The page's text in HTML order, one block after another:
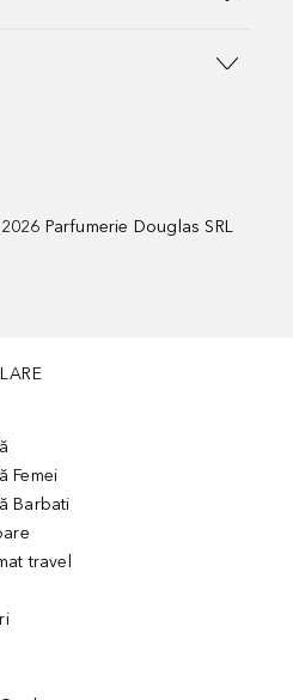
2026 Parfumerie Douglas SRL
Femei
Barbati
travel